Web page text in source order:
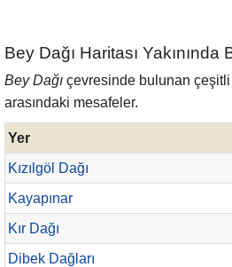
Bey Dağı Haritası Yakınında
Bey Dağı çevresinde bulunan
arasındaki mesafeler.
Yer
Kızılgöl Dağı
Kayapınar
Kır Dağı
Dibek Dağları